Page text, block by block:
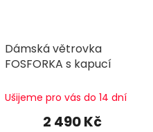
Dámská větrovka
FOSFORKA s kapucí
Ušijeme pro vás do 14 dní
2 490 Kč